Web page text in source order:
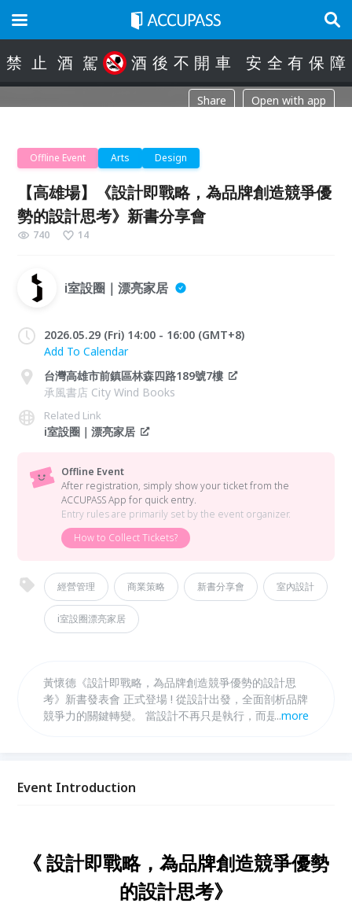
禁 止 酒 駕 酒 後 不 開 車 安 全 有 保 障
Share Open with app
Offline Event Arts Design
【高雄場】《設計即戰略，為品牌創造競爭優
勢的設計思考》新書分享會
740 14
i室設圈｜漂亮家居
2026.05.29 (Fri) 14:00 - 16:00 (GMT+8)
Add To Calendar
台灣高雄市前鎮區林森四路189號7樓
承風書店 City Wind Books
Related Link
i室設圈｜漂亮家居
Offline Event
After registration, simply show your ticket from the
ACCUPASS App for quick entry.
Entry rules are primarily set by the event organizer.
How to Collect Tickets?
經營管理 商業策略 新書分享會 室內設計
i室設圈漂亮家居
黃懷德《設計即戰略，為品牌創造競爭優勢的設計思
考》新書發表會 正式登場 ! 從設計出發，全面剖析品牌
競爭力的關鍵轉變。 當設計不再只是執行，而是進入
家重新理解設計在商業世界中的真正角色。
...more
Event Introduction
《設計即戰略，為品牌創造競爭優勢
的設計思考》